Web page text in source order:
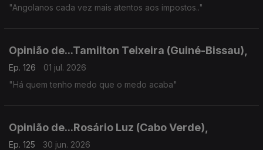
"Angolanos cada vez mais atentos aos impostos.."
Opinião de...Tamilton Teixeira (Guiné-Bissau),
Ep. 126
01 jul. 2026
"Há quem tenho medo que o medo acaba"
Opinião de...Rosário Luz (Cabo Verde),
Ep. 125
30 jun. 2026